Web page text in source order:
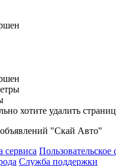
хотите удалить
"Скай Авто"
сервиса Пользовательское
Служба поддержки